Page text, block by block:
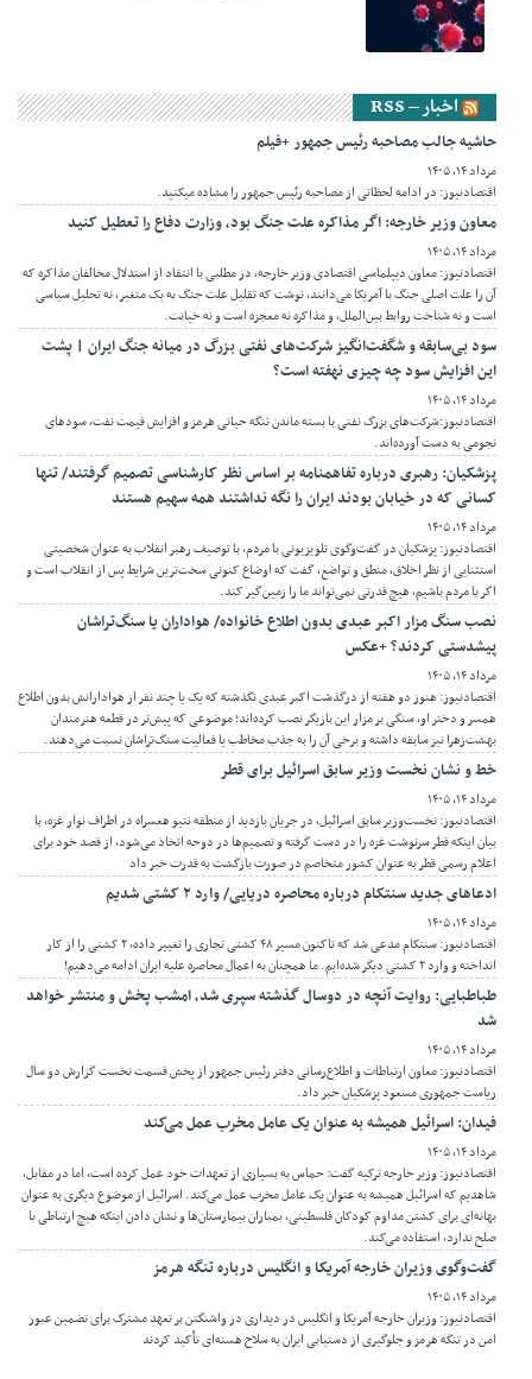
اخبار – RSS
حاشیه جالب مصاحبه رئیس جمهور +فیلم
مرداد ۱۴, ۱۴۰۵
اقتصادنیوز: در ادامه لحظاتی از مصاحبه رئیس جمهور را مشاده میکنید.
معاون وزیر خارجه: اگر مذاکره علت جنگ بود، وزارت دفاع را تعطیل کنید
مرداد ۱۴, ۱۴۰۵
اقتصادنیوز: معاون دیپلماسی اقتصادی وزیر خارجه، در مطلبی با انتقاد از استدلال مخالفان مذاکره که
آن را علت اصلی جنگ با آمریکا می‌دانند، نوشت که تقلیل علت جنگ به یک متغیر، نه تحلیل سیاسی
است و نه شناخت روابط بین‌الملل، و مذاکره نه معجزه است و نه خیانت.
سود بی‌سابقه و شگفت‌انگیز شرکت‌های نفتی بزرگ در میانه جنگ ایران | پشت
این افزایش سود چه چیزی نهفته است؟
مرداد ۱۴, ۱۴۰۵
اقتصادنیوز:شرکت‌های بزرگ نفتی با بسته ماندن تنگه حیاتی هرمز و افزایش قیمت نفت، سودهای
نجومی به دست آورده‌اند.
پزشکیان: رهبری درباره تفاهمنامه بر اساس نظر کارشناسی تصمیم گرفتند/ تنها
کسانی که در خیابان بودند ایران را نگه نداشتند همه سهیم هستند
مرداد ۱۴, ۱۴۰۵
اقتصادنیوز: پزشکیان در گفت‌وگوی تلویزیونی با مردم، با توصیف رهبر انقلاب به عنوان شخصیتی
استثنایی از نظر اخلاق، منطق و تواضع، گفت که اوضاع کنونی سخت‌ترین شرایط پس از انقلاب است و
اگر با مردم باشیم، هیچ قدرتی نمی‌تواند ما را زمین‌گیر کند.
نصب سنگ مزار اکبر عبدی بدون اطلاع خانواده/ هواداران یا سنگ‌تراشان
پیشدستی کردند؟ +عکس
مرداد ۱۴, ۱۴۰۵
اقتصادنیوز: هنوز دو هفته از درگذشت اکبر عبدی نگذشته که یک یا چند نفر از هوادارانش بدون اطلاع
همسر و دختر او، سنگی بر مزار این بازیگر نصب کرده‌اند؛ موضوعی که پیش‌تر در قطعه هنرمندان
بهشت‌زهرا نیز سابقه داشته و برخی آن را به جذب مخاطب یا فعالیت سنگ‌تراشان نسبت می‌دهند.
خط و نشان نخست وزیر سابق اسرائیل برای قطر
مرداد ۱۴, ۱۴۰۵
اقتصادنیوز: نخست‌وزیر سابق اسرائیل، در جریان بازدید از منطقه نتیو هعسراه در اطراف نوار غزه، با
بیان اینکه قطر سرنوشت غزه را در دست گرفته و تصمیم‌ها در دوحه اتخاذ می‌شود، از قصد خود برای
اعلام رسمی قطر به عنوان کشور متخاصم در صورت بازگشت به قدرت خبر داد
ادعاهای جدید سنتکام درباره محاصره دریایی/ وارد ۲ کشتی شدیم
مرداد ۱۴, ۱۴۰۵
اقتصادنیوز: سنتکام مدعی شد که تاکنون مسیر ۴۸ کشتی تجاری را تغییر داده، ۲ کشتی را از کار
انداخته و وارد ۲ کشتی دیگر شده‌ایم. ما همچنان به اعمال محاصره علیه ایران ادامه می‌دهیم!
طباطبایی: روایت آنچه در دوسال گذشته سپری شد، امشب پخش و منتشر خواهد
شد
مرداد ۱۴, ۱۴۰۵
اقتصادنیوز: معاون ارتباطات و اطلاع‌رسانی دفتر رئیس جمهور از پخش قسمت نخست گزارش دو سال
ریاست جمهوری مسعود پزشکیان خبر داد.
فیدان: اسرائیل همیشه به عنوان یک عامل مخرب عمل می‌کند
مرداد ۱۴, ۱۴۰۵
اقتصادنیوز: وزیر خارجه ترکیه گفت: حماس به بسیاری از تعهدات خود عمل کرده است، اما در مقابل،
شاهدیم که اسرائیل همیشه به عنوان یک عامل مخرب عمل می‌کند. اسرائیل از موضوع دیگری به عنوان
بهانه‌ای برای کشتن مداوم کودکان فلسطینی، بمباران بیمارستان‌ها و نشان دادن اینکه هیچ ارتباطی با
صلح ندارد، استفاده می‌کند.
گفت‌وگوی وزیران خارجه آمریکا و انگلیس درباره تنگه هرمز
مرداد ۱۴, ۱۴۰۵
اقتصادنیوز: وزیران خارجه آمریکا و انگلیس در دیداری در واشنگتن بر تعهد مشترک برای تضمین عبور
امن در تنگه هرمز و جلوگیری از دستیابی ایران به سلاح هسته‌ای تأکید کردند